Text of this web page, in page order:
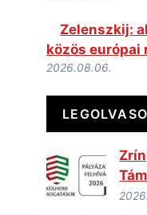
Zelenszkij:
közös európai
2026.08.06.